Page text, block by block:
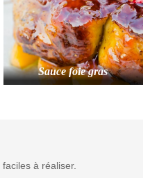
Sauce foie gras
à réaliser.